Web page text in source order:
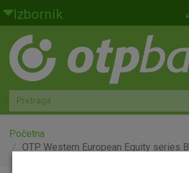
Skoči na glavni sadržaj
Izbornik
Građani
Privatno bankarstvo
Agro
Mala poduzeća i obrtnici
Početna
OTP Western European Equity series B